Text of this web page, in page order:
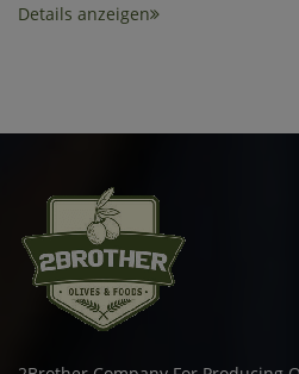
Details anzeigen